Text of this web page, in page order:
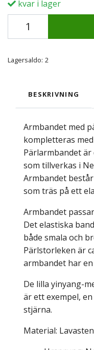
kvar i lager
Lagersaldo: 2
BESKRIVNING
Armbandet med
kompletteras
Pärlarmbandet
som tillverkas i
Armbandet
som träs på ett
Armbandet
Det elastiska
både smala och
Pärlstorleken är
armbandet har en
De lilla yinyang-
är ett exempel,
stjärna.
Material: